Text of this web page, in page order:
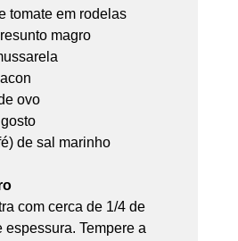
tomate em rodelas
magro
ovo
de sal marinho
com cerca de 1/4 de
espessura. Tempere a